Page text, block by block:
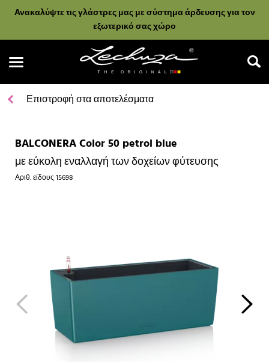
Ανακαλύψτε τις γλάστρες μας με σύστημα άρδευσης για τον
εξωτερικό σας χώρο
Αναζήτηση
Επιστροφή στα αποτελέσματα
BALCONERA Color 50 petrol blue
με εύκολη εναλλαγή των δοχείων φύτευσης
Αριθ. είδους15698